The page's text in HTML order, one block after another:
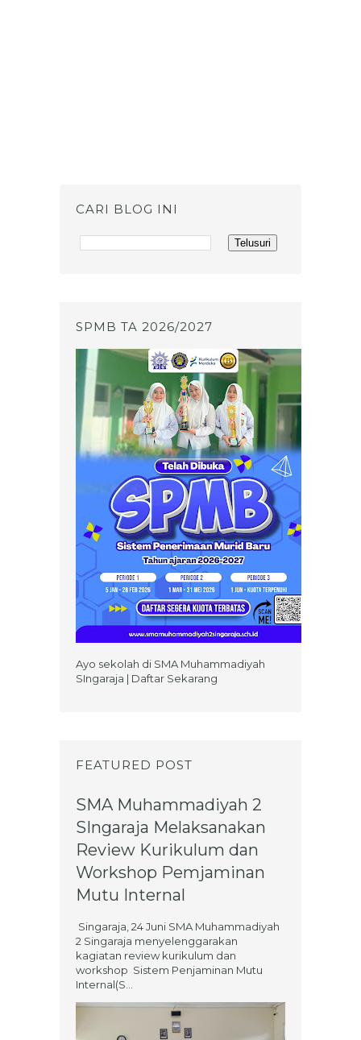
CARI BLOG INI
SPMB TA 2026/2027
Ayo sekolah di SMA Muhammadiyah
SIngaraja | Daftar Sekarang
FEATURED POST
SMA Muhammadiyah 2
SIngaraja Melaksanakan
Review Kurikulum dan
Workshop Pemjaminan
Mutu Internal
Singaraja, 24 Juni SMA Muhammadiyah
2 Singaraja menyelenggarakan
kagiatan review kurikulum dan
workshop Sistem Penjaminan Mutu
Internal(S...